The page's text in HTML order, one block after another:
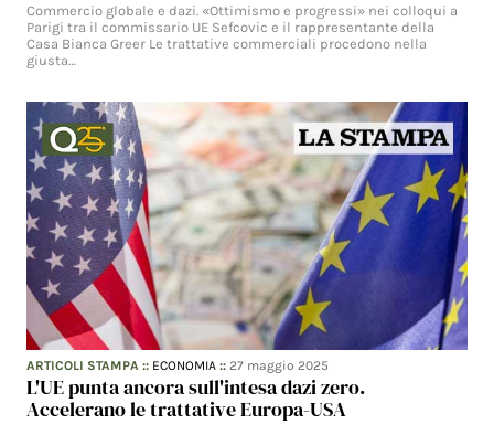
Commercio globale e dazi. «Ottimismo e progressi» nei colloqui a
Parigi tra il commissario UE Sefcovic e il rappresentante della
Casa Bianca Greer Le trattative commerciali procedono nella
giusta…
ARTICOLI STAMPA :: ECONOMIA ::27 maggio 2025
L'UE punta ancora sull'intesa dazi zero.
Accelerano le trattative Europa-USA